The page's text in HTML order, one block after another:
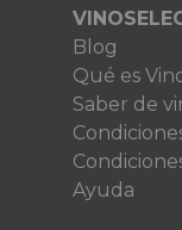
Blog
Qué es
Saber de
Ayuda